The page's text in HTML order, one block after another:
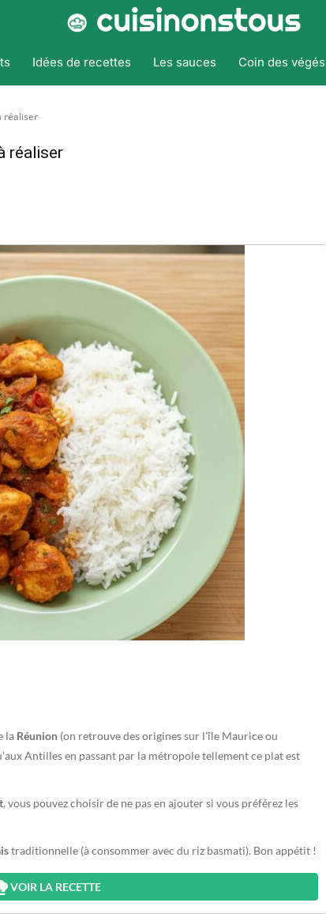
Idées de recettes Les sauces Coin des végés
réaliser
réaliser
la Réunion (on retrouve des origines sur l’île Maurice ou
Antilles en passant par la métropole tellement ce plat est
, vous pouvez choisir de ne pas en ajouter si vous préférez les
traditionnelle (à consommer avec du riz basmati). Bon appétit !
VOIR LA RECETTE